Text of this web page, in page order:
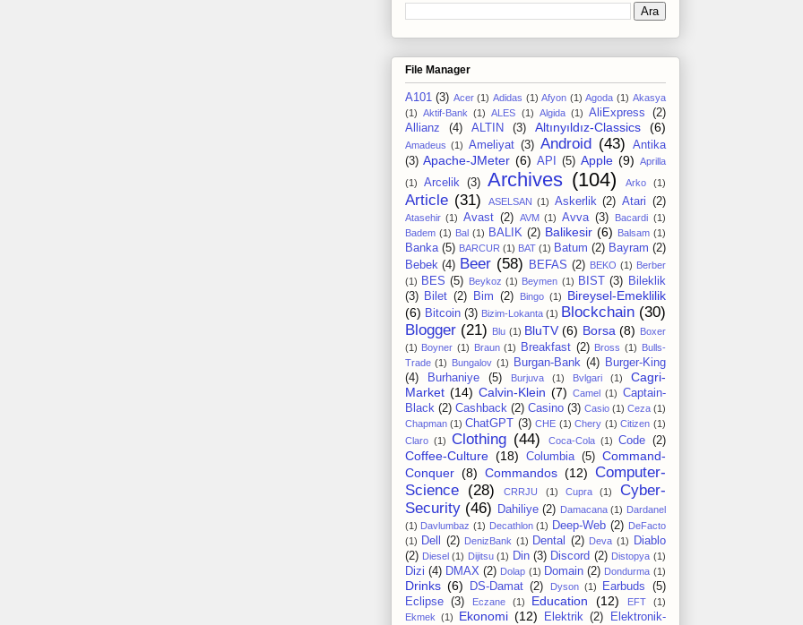
File Manager
A101 (3) Acer (1) Adidas (1) Afyon (1) Agoda (1) Akasya
(1) Aktif-Bank (1) ALES (1) Algida (1) AliExpress
(2)
Allianz
(4) ALTIN (3) Altınyıldız-Classics (6)
Amadeus (1) Ameliyat (3) Android (43)
Antika
(3) Apache-JMeter (6) API (5) Apple (9) Aprilla
(1)
Arcelik (3) Archives (104) Arko (1)
Article (31) ASELSAN (1) Askerlik (2) Atari (2)
Atasehir (1) Avast (2) AVM (1) Avva (3) Bacardi (1)
Badem (1) Bal (1) BALIK (2) Balikesir (6) Balsam (1)
Banka (5) BARCUR (1) BAT (1) Batum (2) Bayram (2)
Bebek (4) Beer (58) BEFAS (2) BEKO (1) Berber
(1) BES (5) Beykoz (1) Beymen (1) BIST (3) Bileklik
(3)
Bilet (2) Bim (2) Bingo (1)
Bireysel-Emeklilik
(6) Bitcoin (3) Bizim-Lokanta (1) Blockchain (30)
Blogger (21) Blu (1) BluTV (6) Borsa (8) Boxer
(1) Boyner (1) Braun (1) Breakfast (2) Bross (1) Bulls-
Trade (1) Bungalov (1) Burgan-Bank (4) Burger-King
(4)
Burhaniye (5) Burjuva (1) Bvlgari (1)
Cagri-
Market (14) Calvin-Klein (7) Camel (1) Captain-
Black (2) Cashback (2) Casino (3) Casio (1) Ceza (1)
Chapman (1) ChatGPT (3) CHE (1) Chery (1) Citizen (1)
Claro (1) Clothing (44) Coca-Cola (1) Code (2)
Coffee-Culture (18) Columbia (5)
Command-
Conquer (8) Commandos (12)
Computer-
Science
(28) CRRJU (1) Cupra (1)
Cyber-
Security (46) Dahiliye (2) Damacana (1) Dardanel
(1) Davlumbaz (1) Decathlon (1) Deep-Web (2) DeFacto
(1) Dell (2) DenizBank (1) Dental (2) Deva (1)
Diablo
(2) Diesel (1) Dijitsu (1) Din (3) Discord (2) Distopya (1)
Dizi (4) DMAX (2) Dolap (1) Domain (2) Dondurma (1)
Drinks (6) DS-Damat (2) Dyson (1) Earbuds
(5)
Eclipse
(3) Eczane (1) Education (12) EFT
(1)
Ekmek (1) Ekonomi (12) Elektrik (2)
Elektronik-